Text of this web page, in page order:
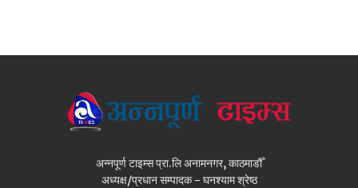
अन्नपूर्ण टाइम्स प्रा.लि अनामनगर, काठमाडौँ
अध्यक्ष/प्रधान सम्पादक - घनश्याम श्रेष्ठ